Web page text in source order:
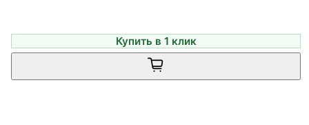
Купить в 1 клик